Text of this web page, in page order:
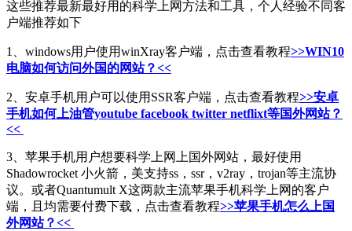
这些推荐最新最好用的科学上网方法和工具，个人经验不同客
户端推荐如下
1、windows用户使用winXray客户端，点击查看教程>>WIN10
电脑如何访问外国的网站？<<
2、安卓手机用户可以使用SSR客户端，点击查看教程>>安卓
手机如何上油管youtube facebook twitter netflixt等国外网站？
<<
3、苹果手机用户想要科学上网上国外网站，最好使用
Shadowrocket 小火箭，美支持ss，ssr，v2ray，trojan等主流协
议。或者Quantumult X这两款主流苹果手机科学上网的客户
端，且均需要付费下载，点击查看教程>>苹果手机怎么上国
外网站？<<